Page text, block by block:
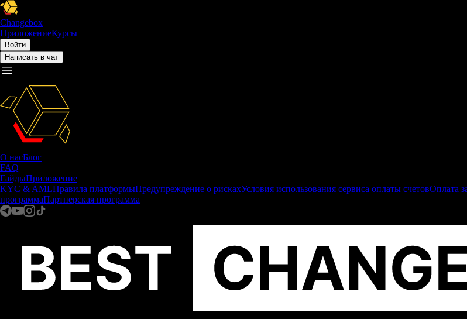
Changebox
ПриложениеКурсы
Войти
Написать в чат
О насБлог
FAQ
ГайдыПриложение
KYC & AMLПравила платформыПредупреждение о рискахУсловия использования сервиса оплаты счетовОплата
программаПартнерская программа